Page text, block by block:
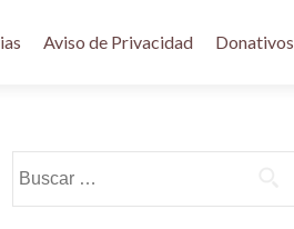
Aviso de Privacidad Donativos